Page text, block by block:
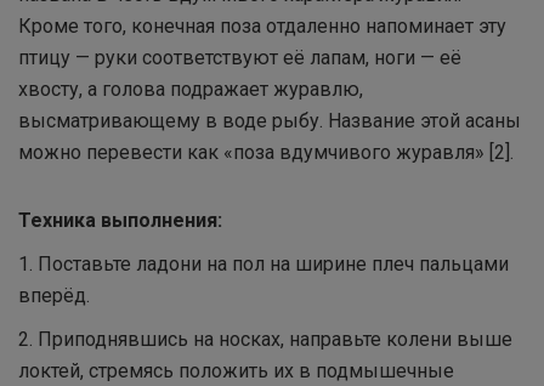
Кроме того, конечная поза отдаленно напоминает эту
птицу — руки соответствуют её лапам, ноги — её
хвосту, а голова подражает журавлю,
высматривающему в воде рыбу. Название этой асаны
можно перевести как «поза вдумчивого журавля» [2].
Техника выполнения:
1. Поставьте ладони на пол на ширине плеч пальцами
вперёд.
2. Приподнявшись на носках, направьте колени выше
локтей, стремясь положить их в подмышечные